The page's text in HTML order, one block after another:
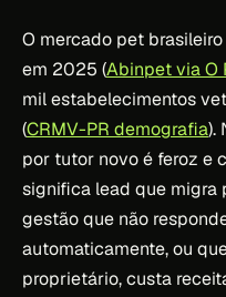
O mercado pet
em 2025 (Abinpet via O
mil estabelecimentos
(CRMV-PR demografia).
por tutor novo é feroz e
significa lead que migra
gestão que não
automaticamente, ou
proprietário, custa